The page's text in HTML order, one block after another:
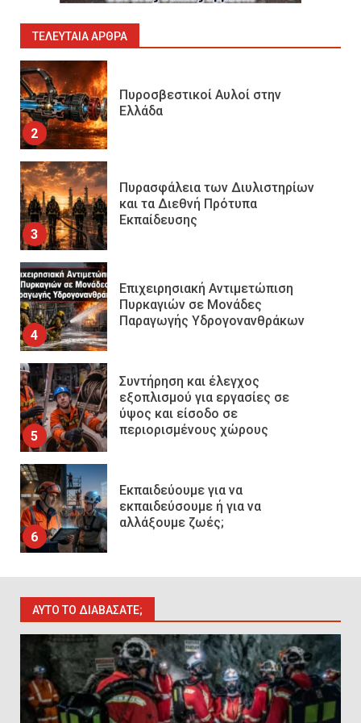
ΤΕΛΕΥΤΑΊΑ ΆΡΘΡΑ
2
3
Πυρασφάλεια των Διυλιστηρίων
και τα Διεθνή Πρότυπα
Εκπαίδευσης
4
Επιχειρησιακή Αντιμετώπιση
Πυρκαγιών σε Μονάδες
Παραγωγής Υδρογονανθράκων
5
Συντήρηση και έλεγχος
εξοπλισμού για εργασίες σε
ύψος και είσοδο σε
περιορισμένους χώρους
6
Εκπαιδεύουμε για να
εκπαιδεύσουμε ή για να
αλλάξουμε ζωές;
7
Sprinklers: Ο «αόρατος φύλακας
άγγελος» πάνω από το κεφάλι
μας
8
Η ελαφρότητα της τεχνικής
ασφάλειας στην Ελλάδα (ΥΑΕ)
Technical Leadership in Safety:
Why Emergency Response and
ΑΥΤΌ ΤΟ ΔΙΑΒΆΣΑΤΕ;